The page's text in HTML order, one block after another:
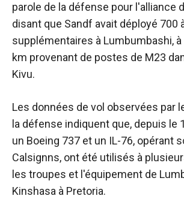
parole de la défense pour l'alliance
disant que Sandf avait déployé 700
supplémentaires à Lumbumbashi, à
km provenant de postes de M23
Kivu.
Les données de vol observées par
la défense indiquent que, depuis le
un Boeing 737 et un IL-76, opérant
Calsignns, ont été utilisés à
les troupes et l'équipement de
Kinshasa à Pretoria.